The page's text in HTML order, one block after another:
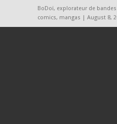
BoDoï, explorateur de bandes
comics, mangas | August 8,